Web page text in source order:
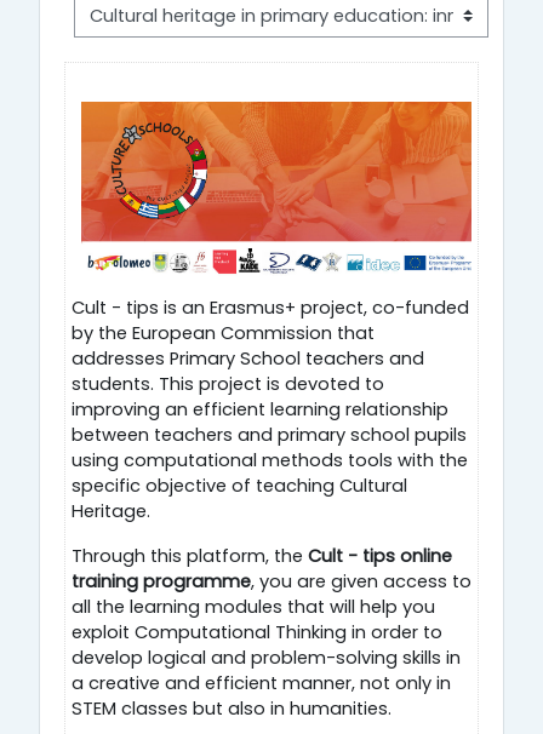
Cult - tips is an Erasmus+ project, co-funded
by the European Commission that
addresses Primary School teachers and
students. This project is devoted to
improving an efficient learning relationship
between teachers and primary school pupils
using computational methods tools with the
specific objective of teaching Cultural
Heritage.
Through this platform, the Cult - tips online
training programme, you are given access to
all the learning modules that will help you
exploit Computational Thinking in order to
develop logical and problem-solving skills in
a creative and efficient manner, not only in
STEM classes but also in humanities.